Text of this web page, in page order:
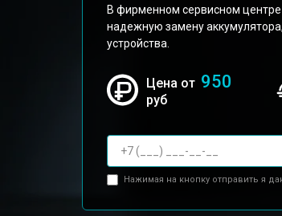
В фирменном сервисном
надежную замену
устройства.
Цена от 950
руб
Нажимая на кнопку отправить я